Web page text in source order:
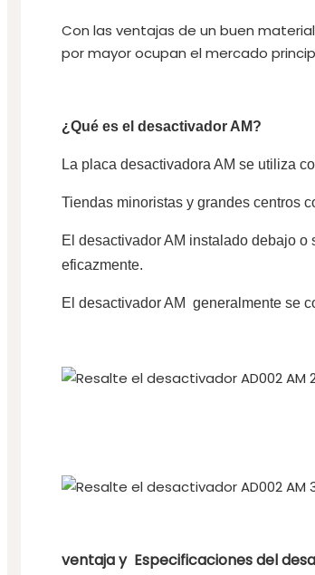
Con las ventajas de un buen
por mayor ocupan el mercado
¿Qué es el desactivador AM?
La placa desactivadora AM se utiliza
Tiendas minoristas y grandes centros
El desactivador AM instalado debajo
eficazmente.
El desactivador AM generalmente se
ventaja y Especificaciones del